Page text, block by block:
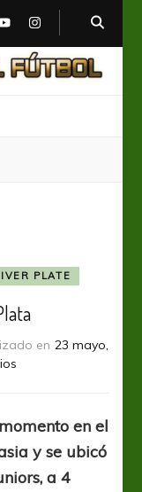
PLATE
en 23 mayo,
La
Plata
en el
y se ubicó
a 4